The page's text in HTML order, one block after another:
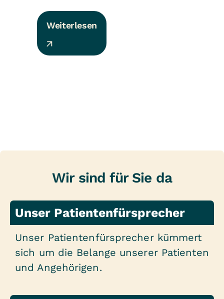
Weiterlesen
Wir sind für Sie da
Unser Patientenfürsprecher
Unser Patientenfürsprecher kümmert
sich um die Belange unserer Patienten
und Angehörigen.